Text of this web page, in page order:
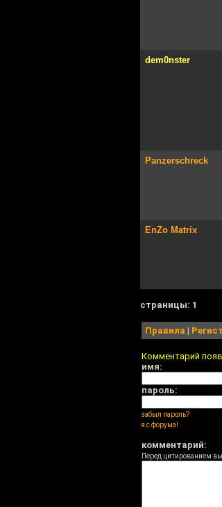
dem0nster
Panzerschreck
EnZo Matrix
cтраницы: 1
Правила |
Комментарий
имя:
пароль:
забыл пароль?
я с форума!
комментарий:
Перед цитированием